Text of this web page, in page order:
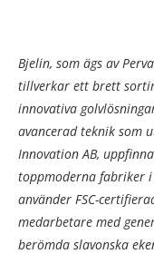
Bjelin, som ägs av
tillverkar ett brett
innovativa
avancerad teknik som
Innovation AB,
toppmoderna fabriker i
använder FSC-
medarbetare med
berömda slavonska